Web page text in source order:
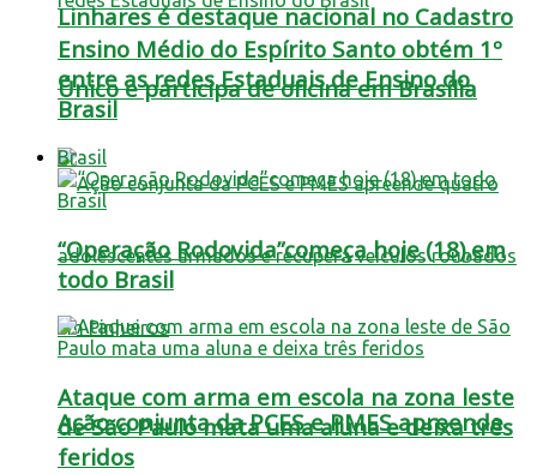
Linhares é destaque nacional no Cadastro
Único e participa de oficina em Brasília
Ação conjunta da PCES e PMES apreende
Ensino Médio do Espírito Santo obtém 1º
entre as redes Estaduais de Ensino do
Brasil
Brasil
“Operação Rodovida”começa hoje (18),em
todo Brasil
Ataque com arma em escola na zona leste
de São Paulo mata uma aluna e deixa três
feridos